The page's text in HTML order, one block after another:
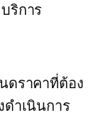
ริการ
ดราคาที่ต้อง
ดำเนินการ